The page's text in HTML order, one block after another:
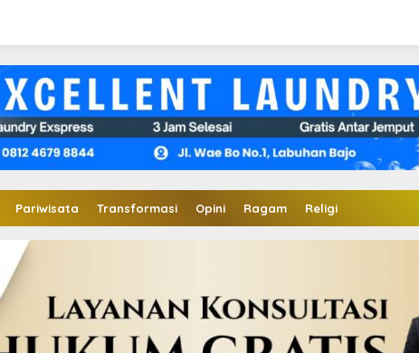
Pariwisata Transformasi Opini Ragam Religi